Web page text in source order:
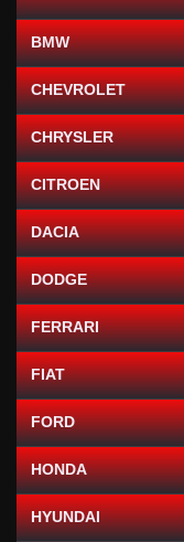
BMW
CHEVROLET
CHRYSLER
CITROEN
DACIA
DODGE
FERRARI
FIAT
FORD
HONDA
HYUNDAI